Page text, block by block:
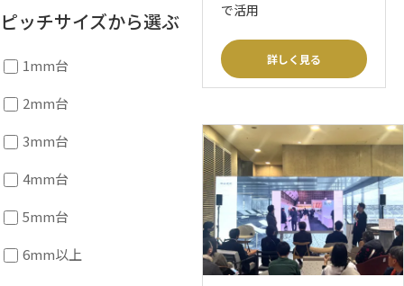
で活用
詳しく見る
ピッチサイズから選ぶ
1mm台
2mm台
3mm台
4mm台
5mm台
6mm以上